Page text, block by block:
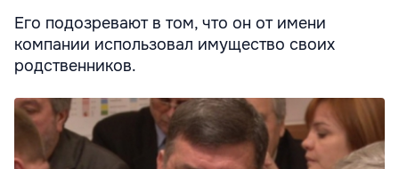
Его подозревают в том, что он от имени
компании использовал имущество своих
родственников.